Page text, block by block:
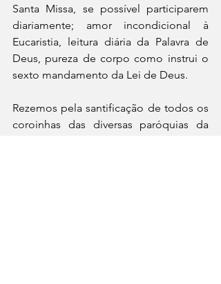
Santa Missa, se possível participarem
diariamente; amor incondicional à
Eucaristia, leitura diária da Palavra de
Deus, pureza de corpo como instrui o
sexto mandamento da Lei de Deus.
Rezemos pela santificação de todos os
coroinhas das diversas paróquias da